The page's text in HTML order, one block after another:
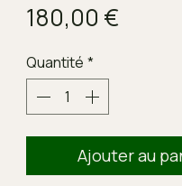
180,00 €
Quantité *
Ajouter au